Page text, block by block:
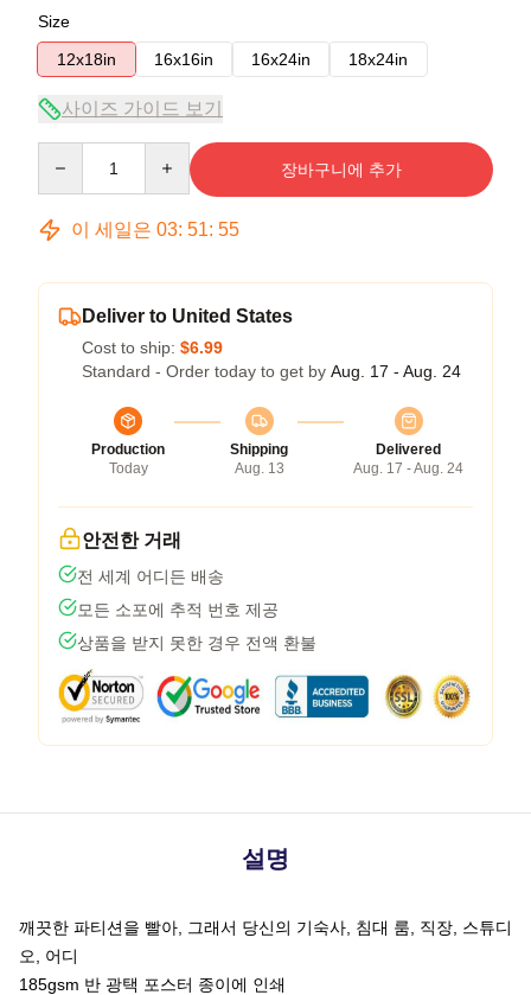
Size
12x18in
16x16in 16x24in 18x24in
사이즈 가이드 보기
장바구니에 추가
이 세일은 03: 51: 54
Deliver to United States
Cost to ship: $6.99
Standard - Order today to get by Aug. 17 - Aug. 24
Production
Today
Shipping
Aug. 13
Delivered
Aug. 17 - Aug. 24
안전한 거래
전 세계 어디든 배송
모든 소포에 추적 번호 제공
상품을 받지 못한 경우 전액 환불
설명
깨끗한 파티션을 빨아, 그래서 당신의 기숙사, 침대 룸, 직장, 스튜디
오, 어디
185gsm 반 광택 포스터 종이에 인쇄